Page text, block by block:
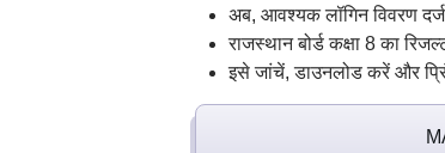
अब, आवश्यक लॉगिन विवरण
राजस्थान बोर्ड कक्षा 8 का
इसे जांचें, डाउनलोड करें और